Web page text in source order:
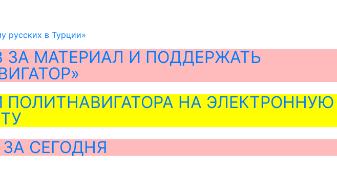
русских в Турции»
МАТЕРИАЛ И ПОДДЕРЖАТЬ
НА ЭЛЕКТРОННУЮ
СЕГОДНЯ